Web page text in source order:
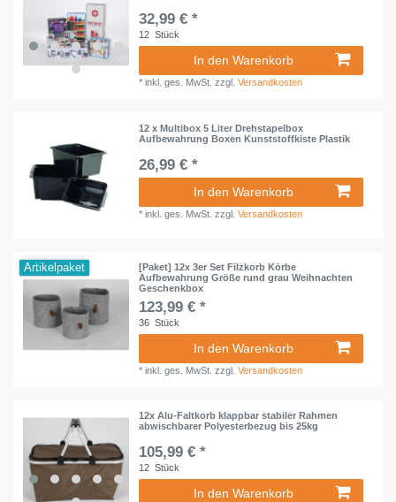
32,99 € *
12 Stück
In den Warenkorb
*inkl. ges. MwSt. zzgl.Versandkosten
12 x Multibox 5 Liter Drehstapelbox
Aufbewahrung Boxen Kunststoffkiste Plastik
26,99 € *
In den Warenkorb
*inkl. ges. MwSt. zzgl.Versandkosten
Artikelpaket
[Paket] 12x 3er Set Filzkorb Körbe
Aufbewahrung Größe rund grau Weihnachten
Geschenkbox
123,99 € *
36 Stück
In den Warenkorb
*inkl. ges. MwSt. zzgl.Versandkosten
12x Alu-Faltkorb klappbar stabiler Rahmen
abwischbarer Polyesterbezug bis 25kg
105,99 € *
12 Stück
In den Warenkorb